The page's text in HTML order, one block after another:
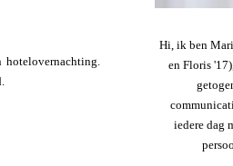
Hi, ik ben
en Floris
iedere dag